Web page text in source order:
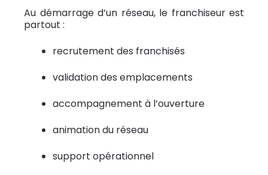
Au démarrage d’un réseau, le franchiseur est
partout :
recrutement des franchisés
validation des emplacements
accompagnement à l’ouverture
animation du réseau
support opérationnel